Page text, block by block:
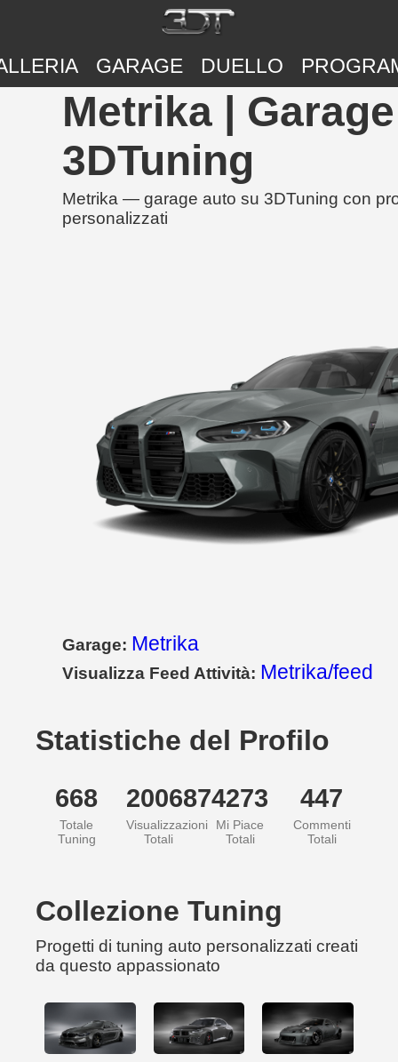
GARAGE DUELLO
Metrika |
3DTuning
Metrika — garage auto su 3DTuning con
personalizzati
Garage: Metrika
Visualizza Feed Attività: Metrika/feed
Statistiche del Profilo
668
Totale
Tuning
200687
Visualizzazioni
Totali
4273
Mi Piace
Totali
447
Commenti
Totali
Collezione Tuning
Progetti di tuning auto personalizzati creati
da questo appassionato